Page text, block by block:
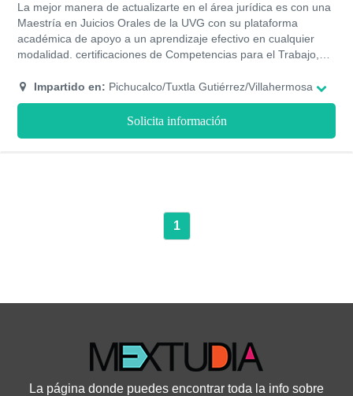
La mejor manera de actualizarte en el área jurídica es con una
Maestría en Juicios Orales de la UVG con su plataforma
académica de apoyo a un aprendizaje efectivo en cualquier
modalidad. certificaciones de Competencias para el Trabajo,
excelencia. La UVG es de las primeras universidades a nivel
nacional en emitir certificados y títulos electrónicos en un
máximo de 6 meses, con programas académicos cuentan con
Reconocimiento de Validez Oficial de Estudios (RVOE) ante la
Impartido en: Pichucalco/Tuxtla Gutiérrez/Villahermosa
Solicita información
1
La página donde puedes encontrar toda la info sobre